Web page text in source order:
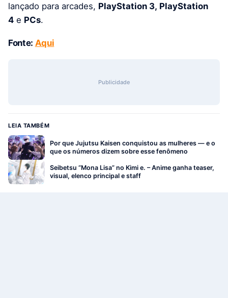
lançado para arcades, PlayStation 3, PlayStation
4 e PCs.
Fonte: Aqui
Publicidade
LEIA TAMBÉM
Por que Jujutsu Kaisen conquistou as mulheres — e o
que os números dizem sobre esse fenômeno
Seibetsu “Mona Lisa” no Kimi e. – Anime ganha teaser,
visual, elenco principal e staff